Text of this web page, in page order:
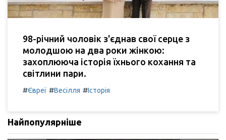
98-річний чоловік з'єднав свої серце з
молодшою на два роки жінкою:
захоплююча історія їхнього кохання та
світлини пари.
#Євреї #Весілля #Історія
Найпопулярніше